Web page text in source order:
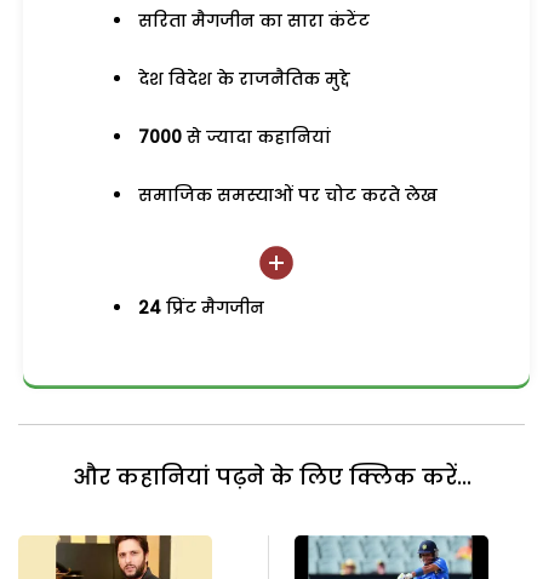
सरिता मैगजीन का सारा कंटेंट
देश विदेश के राजनैतिक मुद्दे
7000 से ज्यादा कहानियां
समाजिक समस्याओं पर चोट करते लेख
24 प्रिंट मैगजीन
और कहानियां पढ़ने के लिए क्लिक करें...